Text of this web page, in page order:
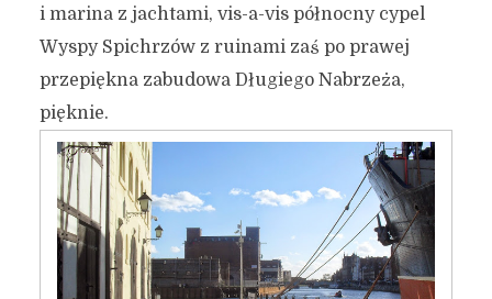
i marina z jachtami, vis-a-vis północny cypel
Wyspy Spichrzów z ruinami zaś po prawej
przepiękna zabudowa Długiego Nabrzeża,
pięknie.